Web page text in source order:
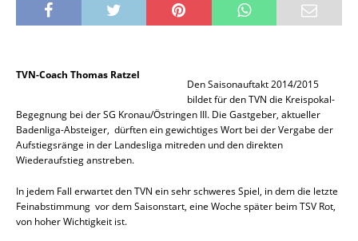
TVN-Coach Thomas Ratzel
Den Saisonauftakt 2014/2015
bildet für den TVN die Kreispokal-
Begegnung bei der SG Kronau/Östringen III. Die Gastgeber, aktueller
Badenliga-Absteiger, dürften ein gewichtiges Wort bei der Vergabe der
Aufstiegsränge in der Landesliga mitreden und den direkten
Wiederaufstieg anstreben.
In jedem Fall erwartet den TVN ein sehr schweres Spiel, in dem die letzte
Feinabstimmung vor dem Saisonstart, eine Woche später beim TSV Rot,
von hoher Wichtigkeit ist.